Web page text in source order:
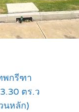
พกรีฑา
ตร.ว
นหลัก)